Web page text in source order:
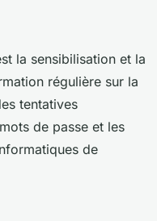
la sensibilisation et la
régulière sur la
tentatives
de passe et les
de